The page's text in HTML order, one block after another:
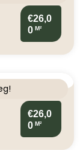
€26,0
0 M²
€26,0
0 M²